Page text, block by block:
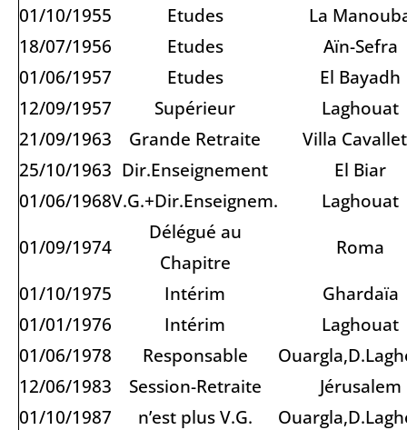
01/10/1955
Etudes
La
18/07/1956
Etudes
Aïn-Sefra
01/06/1957
Etudes
El Bayadh
12/09/1957
Supérieur
Laghouat
21/09/1963
Grande Retraite
Villa
25/10/1963 Dir.Enseignement
El Biar
01/06/1968V.G.+Dir.Enseignem.
Laghouat
01/09/1974
Délégué au
Chapitre
Roma
01/10/1975
Intérim
Ghardaïa
01/01/1976
Intérim
Laghouat
01/06/1978
Responsable
12/06/1983
Session-Retraite
Jérusalem
01/10/1987
n’est plus V.G.